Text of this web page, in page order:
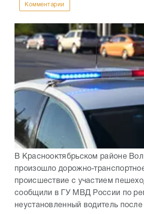
Комментарии
В Краснооктябрьском районе
произошло дорожно-
происшествие с участием
сообщили в ГУ МВД России по
неустановленный водитель